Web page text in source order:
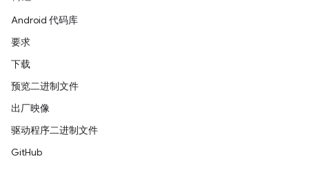
Android 代码库
要求
下载
预览二进制文件
出厂映像
驱动程序二进制文件
GitHub